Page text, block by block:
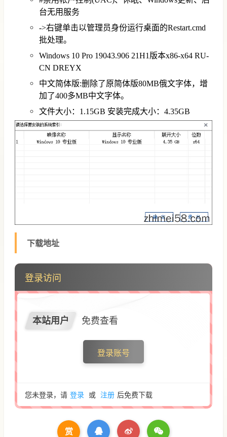
台无用服务
->右键单击以管理员身份运行桌面的Restart.cmd
批处理。
Windows 10 Pro 19043.906 21H1版本x86-x64 RU-
CN DREYX
中文简体版:删除了原简体版80MB俄文字体，增
加了400多MB中文字体。
文件大小：1.15GB 安装完成大小：4.35GB
下载地址
登录访问
本站用户 免费查看
登录账号
您未登录，请 登录 或 注册 后免费下载
赏